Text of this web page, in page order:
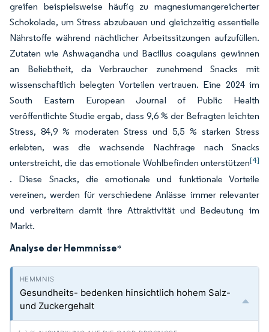
greifen beispielsweise häufig zu magnesiumangereicherter
Schokolade, um Stress abzubauen und gleichzeitig essentielle
Nährstoffe während nächtlicher Arbeitssitzungen aufzufüllen.
Zutaten wie Ashwagandha und Bacillus coagulans gewinnen
an Beliebtheit, da Verbraucher zunehmend Snacks mit
wissenschaftlich belegten Vorteilen vertrauen. Eine 2024 im
South Eastern European Journal of Public Health
veröffentlichte Studie ergab, dass 9,6 % der Befragten leichten
Stress, 84,9 % moderaten Stress und 5,5 % starken Stress
erlebten, was die wachsende Nachfrage nach Snacks
unterstreicht, die das emotionale Wohlbefinden unterstützen[4]
. Diese Snacks, die emotionale und funktionale Vorteile
vereinen, werden für verschiedene Anlässe immer relevanter
und verbreitern damit ihre Attraktivität und Bedeutung im
Markt.
Analyse der Hemmnisse*
Gesundheits- bedenken hinsichtlich hohem Salz-
und Zuckergehalt